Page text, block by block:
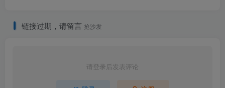
链接过期，请留言 抢沙发
请登录后发表评论